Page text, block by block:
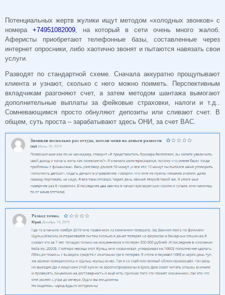
Потенциальных жертв жулики ищут методом «холодных звонков» с
номера +74951082009, на который в сети очень много жалоб.
Аферисты приобретают телефонные базы, составленные через
интернет опросники, либо хаотично звонят и пытаются навязать свои
услуги.
Разводят по стандартной схеме. Сначала аккуратно прощупывают
клиента и узнают, сколько с него можно поиметь. Перспективным
вкладчикам разгоняют счет, а затем методом шантажа вымогают
дополнительные выплаты за фейковые страховки, налоги и т.д..
Сомневающимся просто обнуляют депозиты или сливают счет. В
общем, суть проста – зарабатывают здесь ОНИ, за счет ВАС.